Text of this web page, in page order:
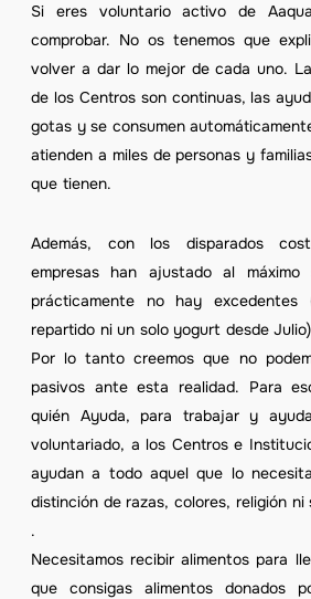
Si eres voluntario activo de
comprobar. No os tenemos que
volver a dar lo mejor de cada uno.
de los Centros son continuas, las
gotas y se consumen
atienden a miles de personas y
que tienen.
Además, con los disparados
empresas han ajustado al
prácticamente no hay excedentes
repartido ni un solo yogurt desde
Por lo tanto creemos que no
pasivos ante esta realidad. Para
quién Ayuda, para trabajar y
voluntariado, a los Centros e
ayudan a todo aquel que lo
distinción de razas, colores, religión
.
Necesitamos recibir alimentos para
que consigas alimentos donados